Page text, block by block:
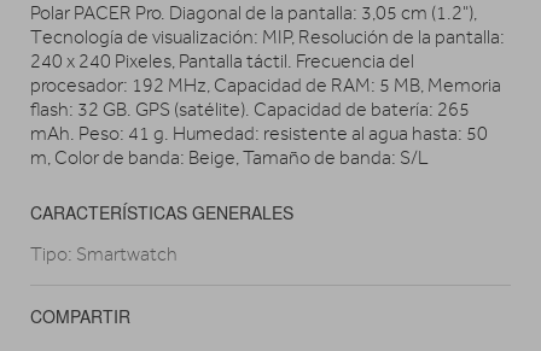
Polar PACER Pro. Diagonal de la pantalla: 3,05 cm (1.2"),
Tecnología de visualización: MIP, Resolución de la pantalla:
240 x 240 Pixeles, Pantalla táctil. Frecuencia del
procesador: 192 MHz, Capacidad de RAM: 5 MB, Memoria
flash: 32 GB. GPS (satélite). Capacidad de batería: 265
mAh. Peso: 41 g. Humedad: resistente al agua hasta: 50
m, Color de banda: Beige, Tamaño de banda: S/L
CARACTERÍSTICAS GENERALES
Tipo: Smartwatch
COMPARTIR